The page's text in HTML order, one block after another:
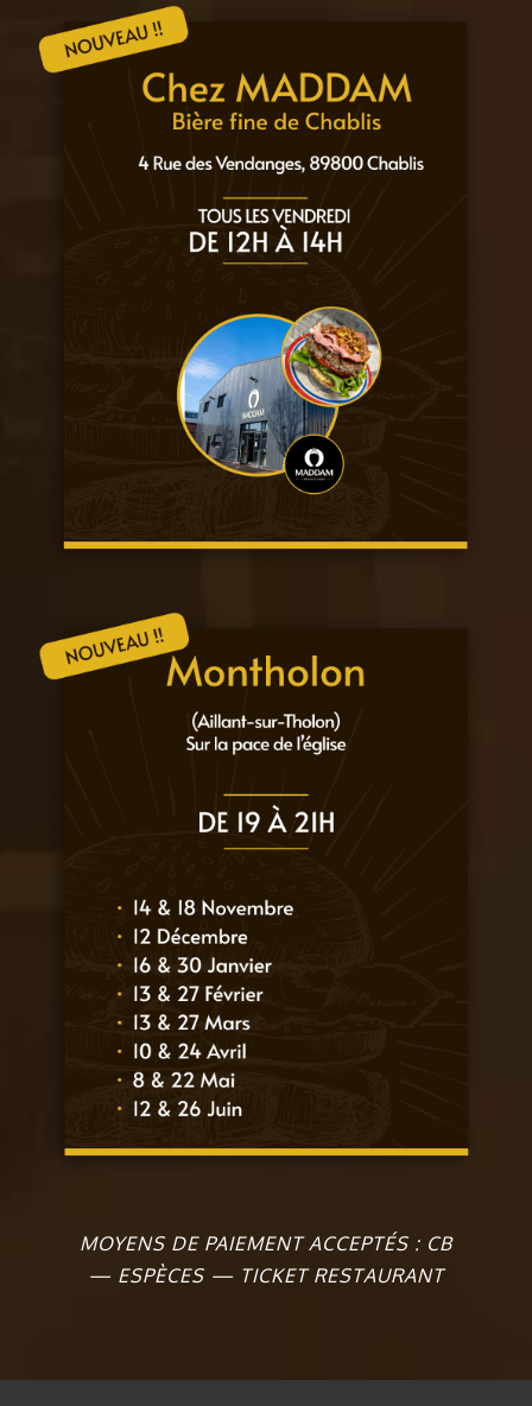
MOYENS DE PAIEMENT ACCEPTÉS : CB
— ESPÈCES — TICKET RESTAURANT